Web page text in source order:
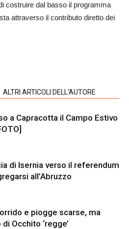
costruire dal basso il programma
attraverso il contributo diretto dei
ALTRI ARTICOLI DELL'AUTORE
a Capracotta il Campo Estivo
di Isernia verso il referendum
all’Abruzzo
e piogge scarse, ma
di Occhito ‘regge’